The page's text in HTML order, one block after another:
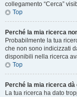
collegamento “Cerca”
Top
Perché la mia ricerca
Probabilmente la tua
che non sono indicizzati
disponibili nella ricerca
Top
Perché la mia ricerca
La tua ricerca ha dato